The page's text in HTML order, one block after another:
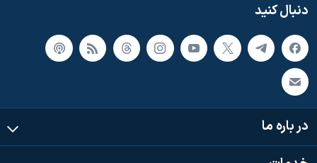
دنبال کنید
در باره ما